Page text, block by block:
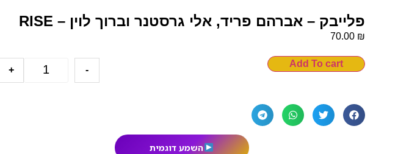
פלייבק – אברהם פריד, אלי גרסטנר וברוך לוין – RISE
70.00 ₪
-
+
Add To cart
השמע דוגמית